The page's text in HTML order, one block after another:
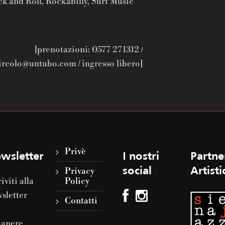
[prenotazioni: 0577 271312 /
/ ingresso libero]
alla
Privè
Privacy
Policy
Contatti
I nostri
social